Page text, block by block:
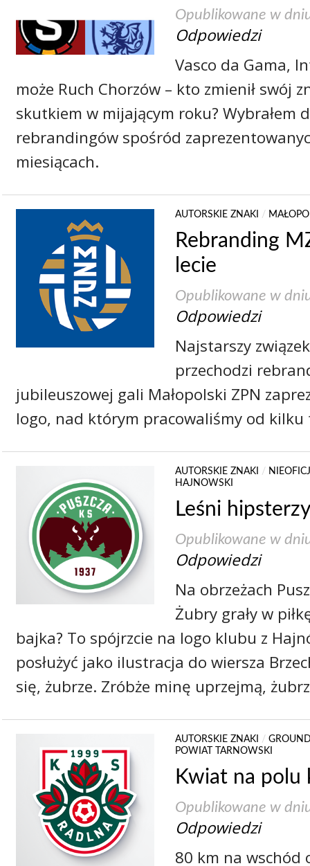
Opublikowane w
Odpowiedzi
Vasco da Gama,
może Ruch Chorzów – kto zmienił swój
skutkiem w mijającym roku? Wybrałem
rebrandingów spośród
miesiącach.
AUTORSKIE ZNAKI /
Rebranding
lecie
Opublikowane w
Odpowiedzi
Najstarszy
przechodzi
jubileuszowej gali Małopolski ZPN
logo, nad którym pracowaliśmy od kilku
AUTORSKIE ZNAKI /
HAJNOWSKI
Leśni hipsterzy
Opublikowane w
Odpowiedzi
Na obrzeżach
Żubry grały w
bajka? To spójrzcie na logo klubu z
posłużyć jako ilustracja do wiersza
się, żubrze. Zróbże minę uprzejmą,
AUTORSKIE ZNAKI /
POWIAT TARNOWSKI
Kwiat na polu
Opublikowane w
Odpowiedzi
80 km na wschód